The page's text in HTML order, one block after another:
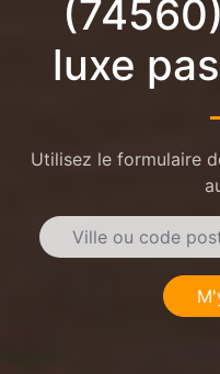
luxe
Utilisez le formulaire